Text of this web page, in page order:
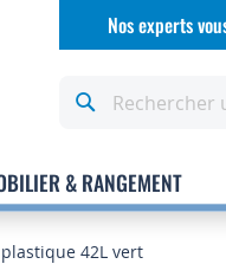
AllezNos experts
& RANGEMENT
42L vert